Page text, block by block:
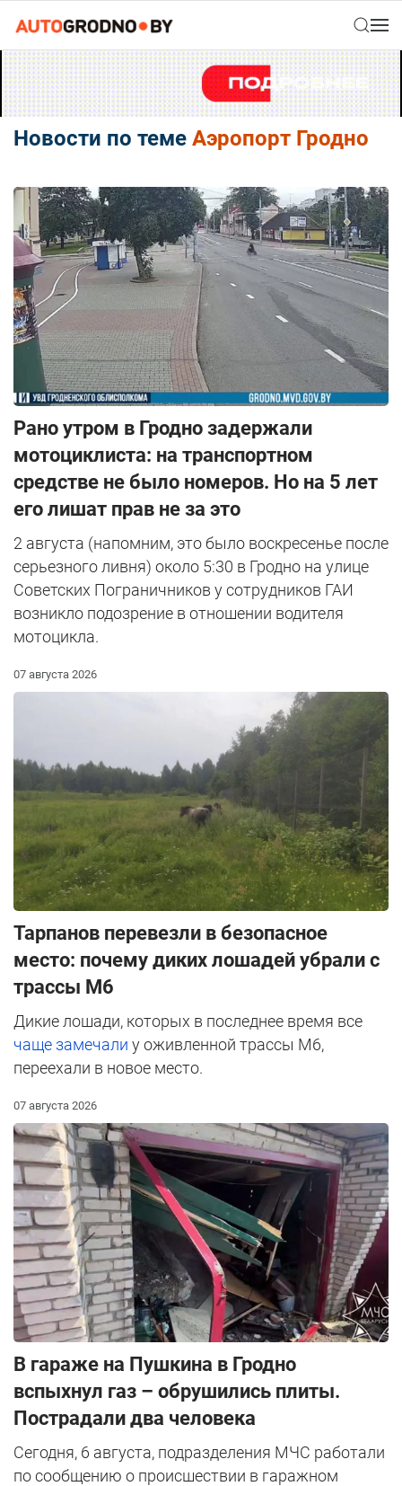
Новости по теме Аэропорт Гродно
Рано утром в Гродно задержали
мотоциклиста: на транспортном
средстве не было номеров. Но на 5 лет
его лишат прав не за это
2 августа (напомним, это было воскресенье после
серьезного ливня) около 5:30 в Гродно на улице
Советских Пограничников у сотрудников ГАИ
возникло подозрение в отношении водителя
мотоцикла.
07 августа 2026
Тарпанов перевезли в безопасное
место: почему диких лошадей убрали с
трассы М6
Дикие лошади, которых в последнее время все
чаще замечали у оживленной трассы М6,
переехали в новое место.
07 августа 2026
В гараже на Пушкина в Гродно
вспыхнул газ – обрушились плиты.
Пострадали два человека
Сегодня, 6 августа, подразделения МЧС работали
по сообщению о происшествии в гаражном